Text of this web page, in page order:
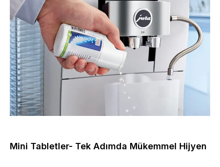
Mini Tabletler- Tek Adımda Mükemmel Hijyen